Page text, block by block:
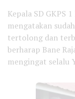
Kepala SD GKPS
mengatakan
tertolong dan
berharap Bane
mengingat selalu